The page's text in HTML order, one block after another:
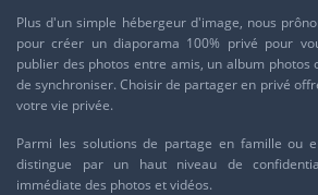
Plus d'un simple hébergeur d'image, nous
pour créer un diaporama 100% privé pour
publier des photos entre amis, un album photos
de synchroniser. Choisir de partager en privé
votre vie privée.
Parmi les solutions de partage en famille ou
distingue par un haut niveau de
immédiate des photos et vidéos.